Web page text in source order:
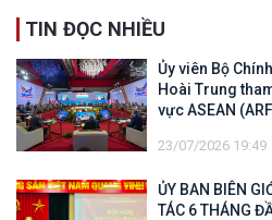
TIN ĐỌC NHIỀU
Ủy viên Bộ
Hoài Trung
vực ASEAN
23/07/2026 19:49
ỦY BAN BIÊN
TÁC 6 THÁNG